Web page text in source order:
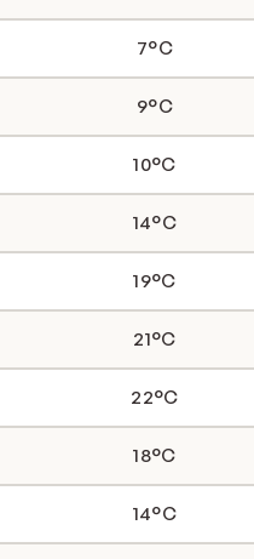
7°C
9°C
10°C
14°C
19°C
21°C
22°C
18°C
14°C